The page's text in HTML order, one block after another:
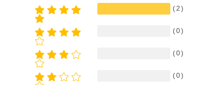
(2)
(0)
(0)
(0)